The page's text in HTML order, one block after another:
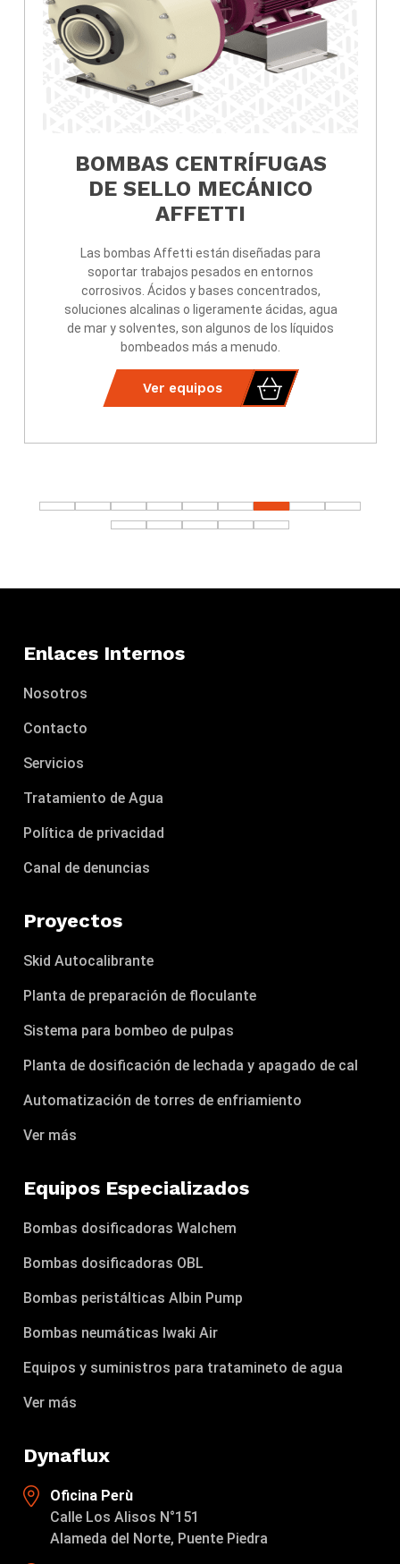
BOMBAS CENTRÍFUGAS
DE SELLO MECÁNICO
AFFETTI
Las bombas Affetti están diseñadas para
soportar trabajos pesados en entornos
corrosivos. Ácidos y bases concentrados,
soluciones alcalinas o ligeramente ácidas, agua
de mar y solventes, son algunos de los líquidos
bombeados más a menudo.
Ver equipos
Enlaces Internos
Nosotros
Contacto
Servicios
Tratamiento de Agua
Política de privacidad
Canal de denuncias
Proyectos
Skid Autocalibrante
Planta de preparación de floculante
Sistema para bombeo de pulpas
Planta de dosificación de lechada y apagado de cal
Automatización de torres de enfriamiento
Ver más
Equipos Especializados
Bombas dosificadoras Walchem
Bombas dosificadoras OBL
Bombas peristálticas Albin Pump
Bombas neumáticas Iwaki Air
Equipos y suministros para tratamineto de agua
Ver más
Dynaflux
Oficina Perù
Calle Los Alisos N°151
Alameda del Norte, Puente Piedra